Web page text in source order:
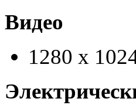
Видео
1280 x